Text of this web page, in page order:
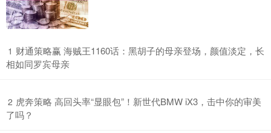
1 ​财通策略赢 海贼王1160话：黑胡子的母亲登场，颜值淡定，长
相如同罗宾母亲
2 ​虎奔策略 高回头率“显眼包”！新世代BMW iX3，击中你的审美
了吗？